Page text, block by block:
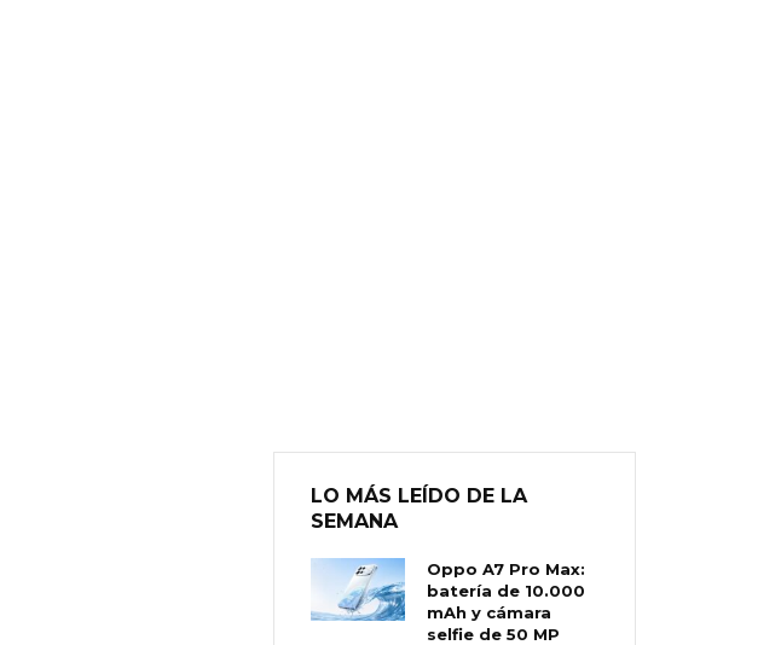
LO MÁS LEÍDO DE LA
SEMANA
Oppo A7 Pro Max:
batería de 10.000
mAh y cámara
selfie de 50 MP